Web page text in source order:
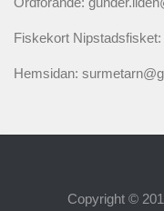
Fiskekort
Hemsidan:
Copyright ©